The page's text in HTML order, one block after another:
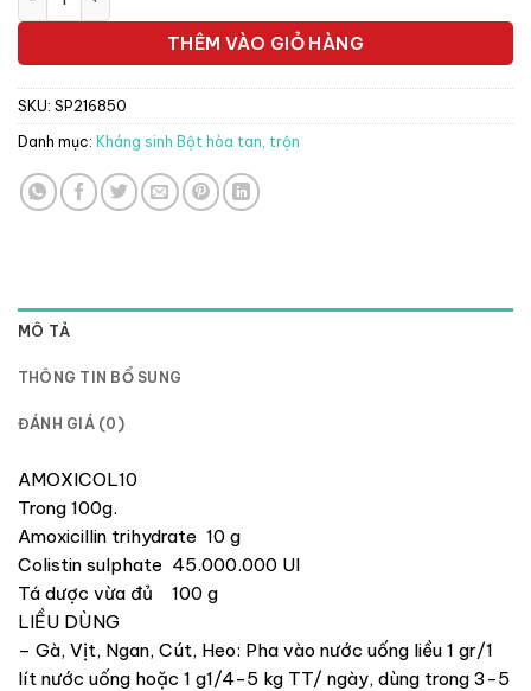
437.800 ₫.
THÊM VÀO GIỎ HÀNG
SKU: SP216850
Danh mục: Kháng sinh Bột hòa tan, trộn
MÔ TẢ
THÔNG TIN BỔ SUNG
ĐÁNH GIÁ (0)
AMOXICOL10
Trong 100g.
Amoxicillin trihydrate 10 g
Colistin sulphate 45.000.000 UI
Tá dược vừa đủ 100 g
LIỀU DÙNG
– Gà, Vịt, Ngan, Cút, Heo: Pha vào nước uống liều 1 gr/1
lít nước uống hoặc 1 g1/4-5 kg TT/ ngày, dùng trong 3-5